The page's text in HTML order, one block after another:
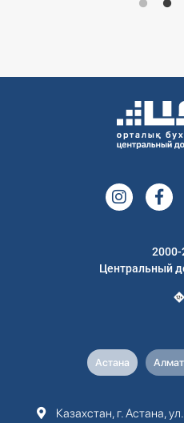
2000-
Центральный
Астана
Казахстан, г. Астана, ул.